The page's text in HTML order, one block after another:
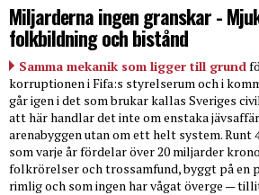
Miljarderna ingen granskar -
folkbildning och bistånd
Samma mekanik som ligger till grund
korruptionen i Fifa:s styrelserum och i
går igen i det som brukar kallas Sveriges
att här handlar det inte om enstaka
arenabyggen utan om ett helt system. Runt
som varje år fördelar över 20 miljarder
folkrörelser och trossamfund, byggt på en
rimlig och som ingen har vågat överge —